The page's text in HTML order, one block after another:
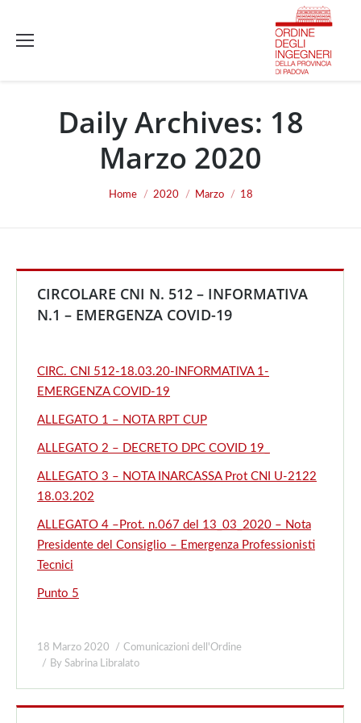
Daily Archives: 18
Marzo 2020
Home 2020 Marzo 18
CIRCOLARE CNI N. 512 – INFORMATIVA
N.1 – EMERGENZA COVID-19
CIRC. CNI 512-18.03.20-INFORMATIVA 1-
EMERGENZA COVID-19
ALLEGATO 1 – NOTA RPT CUP
ALLEGATO 2 – DECRETO DPC COVID 19_
ALLEGATO 3 – NOTA INARCASSA Prot CNI U-2122
18.03.202
ALLEGATO 4 – Prot. n.067 del 13_03_2020 – Nota
Presidente del Consiglio – Emergenza Professionisti
Tecnici
Punto 5
18 Marzo 2020
Comunicazioni dell'Ordine
By Sabrina Libralato